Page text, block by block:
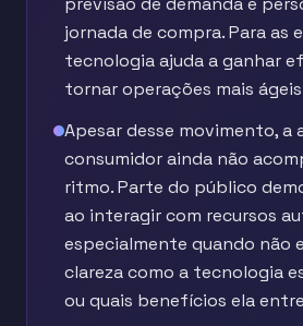
jornada de compra. Para as
tecnologia ajuda a ganhar
tornar operações mais
Apesar desse movimento, a
consumidor ainda não
ritmo. Parte do público
ao interagir com recursos
especialmente quando não
clareza como a tecnologia
ou quais benefícios ela